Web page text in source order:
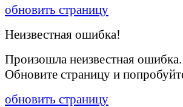
обновить страницу
Неизвестная ошибка!
Произошла неизвестная ошибка.
Обновите страницу и
обновить страницу